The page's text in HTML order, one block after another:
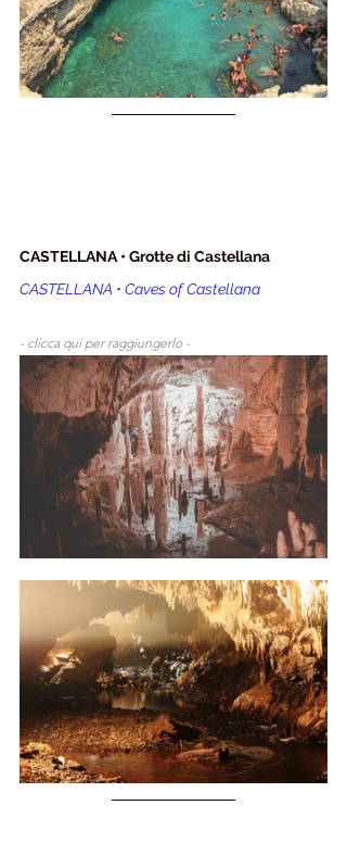
CASTELLANA • Grotte di Castellana
CASTELLANA • Caves of Castellana
- clicca qui per raggiungerlo -